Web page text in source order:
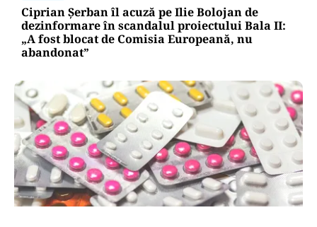
Ciprian Șerban îl acuză pe Ilie Bolojan de
dezinformare în scandalul proiectului Bala II:
„A fost blocat de Comisia Europeană, nu
abandonat”